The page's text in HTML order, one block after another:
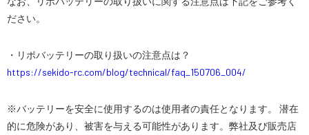
ださい。
・リポバッテリーの取り扱いの注意点は？
https://sekido-rc.com/blog/technical/faq_150706_004/
※バッテリーを安全に使用するのは使用者の責任となります。 潜在
的に危険があり、被害を与える可能性があります。弊社及び販売店